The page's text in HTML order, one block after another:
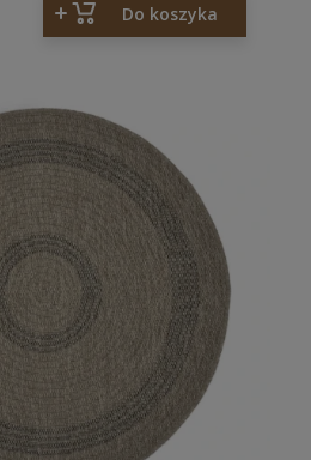
Do koszyka